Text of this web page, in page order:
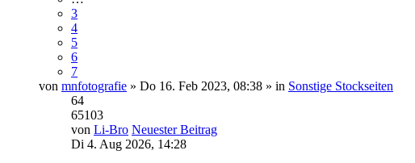
3
4
5
6
7
von mnfotografie » Do 16. Feb 2023, 08:38 » in Sonstige Stockseiten
64
65103
von Li-Bro Neuester Beitrag
Di 4. Aug 2026, 14:28